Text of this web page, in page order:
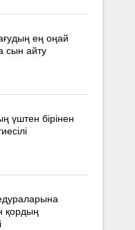
ең оңай
сын айту
үштен бірінен
қордың